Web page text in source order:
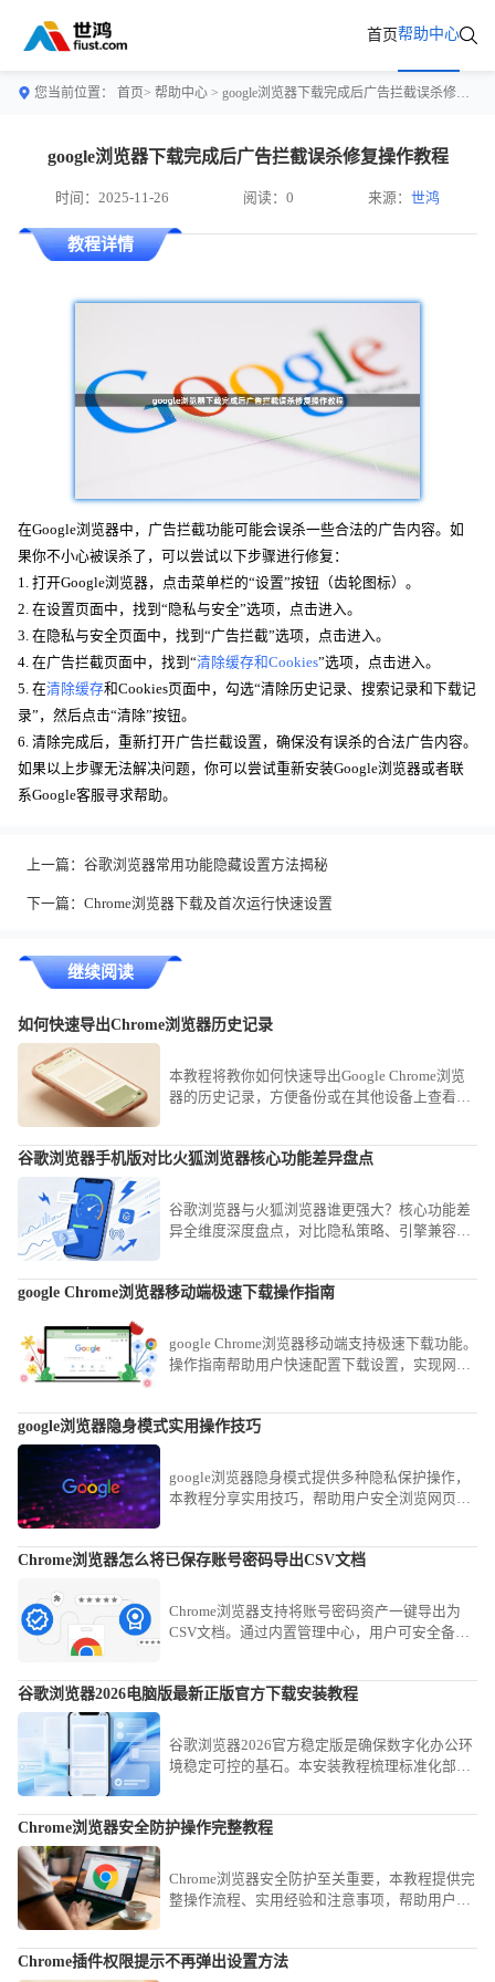
首页帮助中心
您当前位置： 首页> 帮助中心 > google浏览器下载完成后广告拦截误杀修复操作教程
google浏览器下载完成后广告拦截误杀修复操作教程
时间：2025-11-26 阅读：0 来源：世鸿
教程详情
在Google浏览器中，广告拦截功能可能会误杀一些合法的广告内容。如
果你不小心被误杀了，可以尝试以下步骤进行修复：
1. 打开Google浏览器，点击菜单栏的“设置”按钮（齿轮图标）。
2. 在设置页面中，找到“隐私与安全”选项，点击进入。
3. 在隐私与安全页面中，找到“广告拦截”选项，点击进入。
4. 在广告拦截页面中，找到“清除缓存和Cookies”选项，点击进入。
5. 在清除缓存和Cookies页面中，勾选“清除历史记录、搜索记录和下载记
录”，然后点击“清除”按钮。
6. 清除完成后，重新打开广告拦截设置，确保没有误杀的合法广告内容。
如果以上步骤无法解决问题，你可以尝试重新安装Google浏览器或者联
系Google客服寻求帮助。
上一篇： 谷歌浏览器常用功能隐藏设置方法揭秘
下一篇： Chrome浏览器下载及首次运行快速设置
继续阅读
如何快速导出Chrome浏览器历史记录
本教程将教你如何快速导出Google Chrome浏览
器的历史记录，方便备份或在其他设备上查看浏
谷歌浏览器手机版对比火狐浏览器核心功能差异盘点
谷歌浏览器与火狐浏览器谁更强大？核心功能差
异全维度深度盘点，对比隐私策略、引擎兼容性
google Chrome浏览器移动端极速下载操作指南
google Chrome浏览器移动端支持极速下载功能。
操作指南帮助用户快速配置下载设置，实现网页
google浏览器隐身模式实用操作技巧
google浏览器隐身模式提供多种隐私保护操作，
本教程分享实用技巧，帮助用户安全浏览网页并
Chrome浏览器怎么将已保存账号密码导出CSV文档
Chrome浏览器支持将账号密码资产一键导出为
CSV文档。通过内置管理中心，用户可安全备份
谷歌浏览器2026电脑版最新正版官方下载安装教程
谷歌浏览器2026官方稳定版是确保数字化办公环
境稳定可控的基石。本安装教程梳理标准化部署
Chrome浏览器安全防护操作完整教程
Chrome浏览器安全防护至关重要，本教程提供完
整操作流程、实用经验和注意事项，帮助用户有
Chrome插件权限提示不再弹出设置方法